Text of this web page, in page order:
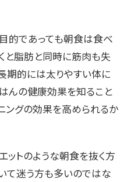
的であっても朝食は食べ
と脂肪と同時に筋肉も失
期的には太りやすい体に
はんの健康効果を知ること
ングの効果を高められるか
ットのような朝食を抜く方
て迷う方も多いのではな